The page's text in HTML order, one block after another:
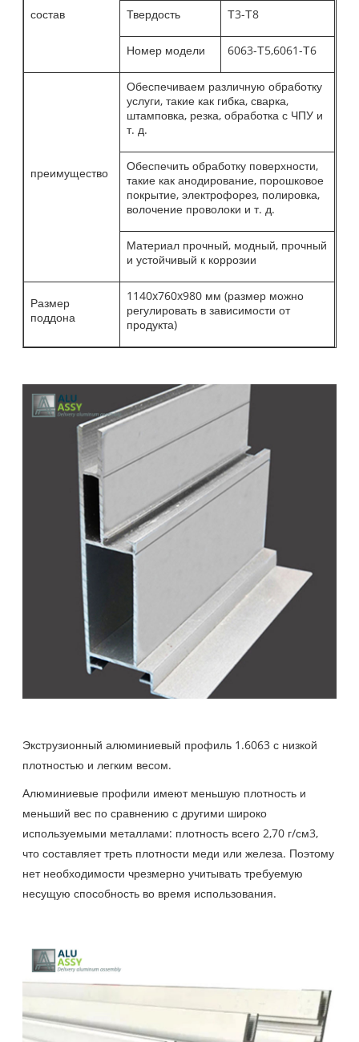
состав Твердость Т3-Т8
Номер модели 6063-Т5,6061-Т6
преимущество
Обеспечиваем различную обработку
услуги, такие как гибка, сварка,
штамповка, резка, обработка с ЧПУ и
т. д.
Обеспечить обработку поверхности,
такие как анодирование, порошковое
покрытие, электрофорез, полировка,
волочение проволоки и т. д.
Материал прочный, модный, прочный
и устойчивый к коррозии
Размер
поддона
1140x760x980 мм (размер можно
регулировать в зависимости от
продукта)
Экструзионный алюминиевый профиль 1.6063 с низкой
плотностью и легким весом.
Алюминиевые профили имеют меньшую плотность и
меньший вес по сравнению с другими широко
используемыми металлами: плотность всего 2,70 г/см3,
что составляет треть плотности меди или железа. Поэтому
нет необходимости чрезмерно учитывать требуемую
несущую способность во время использования.